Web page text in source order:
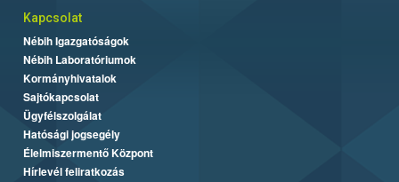
Kapcsolat
Nébih Igazgatóságok
Nébih Laboratóriumok
Kormányhivatalok
Sajtókapcsolat
Ügyfélszolgálat
Hatósági jogsegély
Élelmiszermentő Központ
Hírlevél feliratkozás